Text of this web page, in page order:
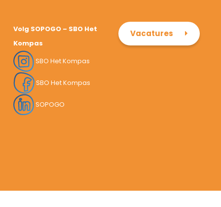
Volg SOPOGO – SBO Het
Kompas
SBO Het Kompas
SBO Het Kompas
SOPOGO
Vacatures